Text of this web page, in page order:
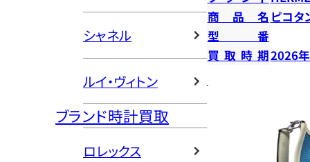
シャネル
ルイ・ヴィトン
ブランド時計買取
ロレックス
商品名 ピコタ
型番
買取時期2026